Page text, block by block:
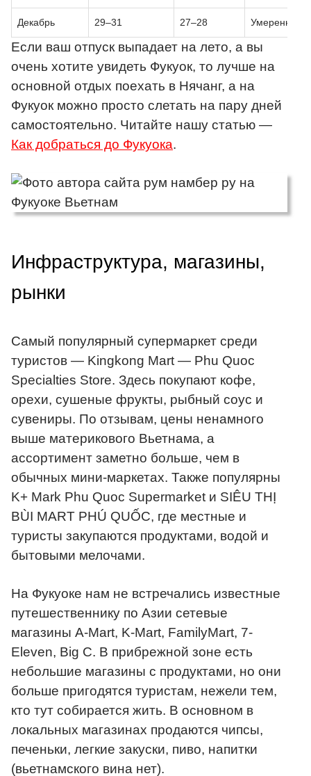
Декабрь 29–31 27–28 Умеренные
Если ваш отпуск выпадает на лето, а вы
очень хотите увидеть Фукуок, то лучше на
основной отдых поехать в Нячанг, а на
Фукуок можно просто слетать на пару дней
самостоятельно. Читайте нашу статью —
Как добраться до Фукуока.
Инфраструктура, магазины,
рынки
Самый популярный супермаркет среди
туристов — Kingkong Mart — Phu Quoc
Specialties Store. Здесь покупают кофе,
орехи, сушеные фрукты, рыбный соус и
сувениры. По отзывам, цены ненамного
выше материкового Вьетнама, а
ассортимент заметно больше, чем в
обычных мини-маркетах. Также популярны
K+ Mark Phu Quoc Supermarket и SIÊU THỊ
BÙI MART PHÚ QUỐC, где местные и
туристы закупаются продуктами, водой и
бытовыми мелочами.
На Фукуоке нам не встречались известные
путешественнику по Азии сетевые
магазины A-Mart, K-Mart, FamilyMart, 7-
Eleven, Big C. В прибрежной зоне есть
небольшие магазины с продуктами, но они
больше пригодятся туристам, нежели тем,
кто тут собирается жить. В основном в
локальных магазинах продаются чипсы,
печеньки, легкие закуски, пиво, напитки
(вьетнамского вина нет).